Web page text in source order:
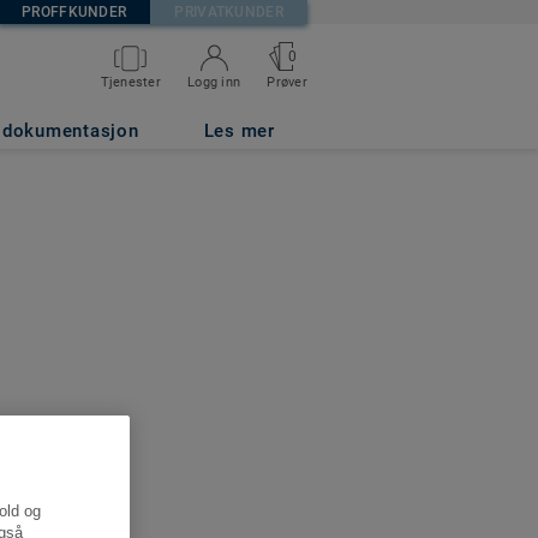
PROFFKUNDER PRIVATKUNDER
Tjenester Logg inn
0
Prøver
Les mer
og